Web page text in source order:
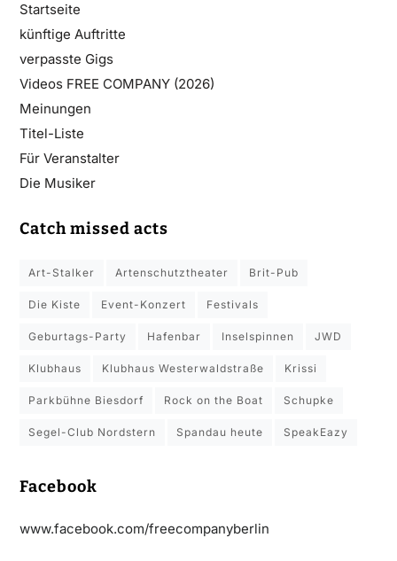
Startseite
künftige Auftritte
verpasste Gigs
Videos FREE COMPANY (2026)
Meinungen
Titel-Liste
Für Veranstalter
Die Musiker
Catch missed acts
Art-Stalker Artenschutztheater Brit-Pub
Die Kiste Event-Konzert Festivals
Geburtags-Party Hafenbar Inselspinnen JWD
Klubhaus Klubhaus Westerwaldstraße Krissi
Parkbühne Biesdorf Rock on the Boat Schupke
Segel-Club Nordstern Spandau heute SpeakEazy
Facebook
www.facebook.com/freecompanyberlin